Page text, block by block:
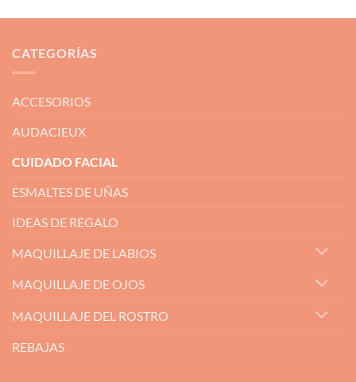
CATEGORÍAS
ACCESORIOS
AUDACIEUX
CUIDADO FACIAL
ESMALTES DE UÑAS
IDEAS DE REGALO
MAQUILLAJE DE LABIOS
MAQUILLAJE DE OJOS
MAQUILLAJE DEL ROSTRO
REBAJAS